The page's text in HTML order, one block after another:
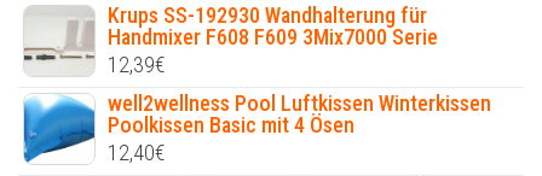
Krups SS-192930 Wandhalterung für
Handmixer F608 F609 3Mix7000 Serie
12,39€
well2wellness Pool Luftkissen Winterkissen
Poolkissen Basic mit 4 Ösen
12,40€